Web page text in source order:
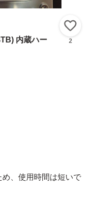
内蔵ハー
2
、使用時間は短いで